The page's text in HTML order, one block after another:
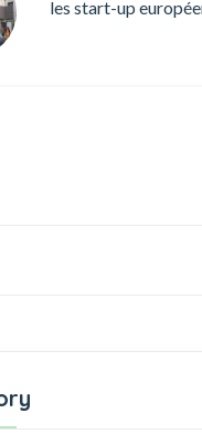
les start-up